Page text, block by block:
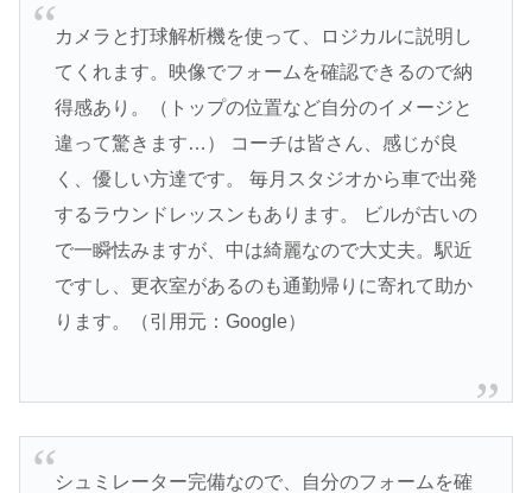
カメラと打球解析機を使って、ロジカルに説明し
てくれます。映像でフォームを確認できるので納
得感あり。（トップの位置など自分のイメージと
違って驚きます…） コーチは皆さん、感じが良
く、優しい方達です。 毎月スタジオから車で出発
するラウンドレッスンもあります。 ビルが古いの
で一瞬怯みますが、中は綺麗なので大丈夫。駅近
ですし、更衣室があるのも通勤帰りに寄れて助か
ります。（引用元：Google）
シュミレーター完備なので、自分のフォームを確